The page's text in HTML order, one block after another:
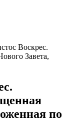
Воскрес.
Завета,
по